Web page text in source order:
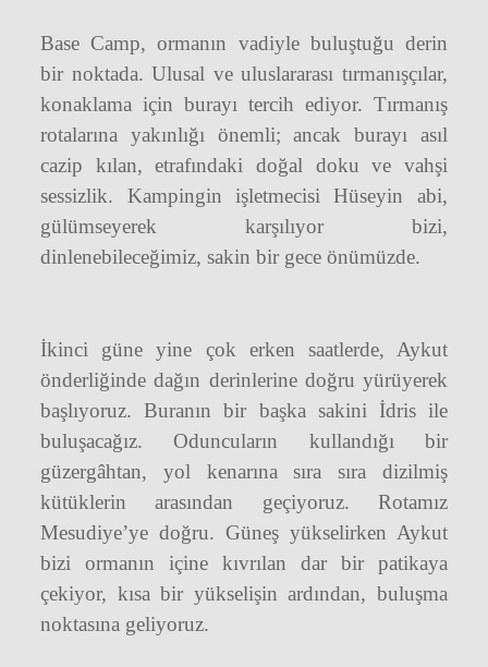
Base Camp, ormanın vadiyle buluştuğu derin
bir noktada. Ulusal ve uluslararası tırmanışçılar,
konaklama için burayı tercih ediyor. Tırmanış
rotalarına yakınlığı önemli; ancak burayı asıl
cazip kılan, etrafındaki doğal doku ve vahşi
sessizlik. Kampingin işletmecisi Hüseyin abi,
gülümseyerek karşılıyor bizi,
dinlenebileceğimiz, sakin bir gece önümüzde.
İkinci güne yine çok erken saatlerde, Aykut
önderliğinde dağın derinlerine doğru yürüyerek
başlıyoruz. Buranın bir başka sakini İdris ile
buluşacağız. Oduncuların kullandığı bir
güzergâhtan, yol kenarına sıra sıra dizilmiş
kütüklerin arasından geçiyoruz. Rotamız
Mesudiye’ye doğru. Güneş yükselirken Aykut
bizi ormanın içine kıvrılan dar bir patikaya
çekiyor, kısa bir yükselişin ardından, buluşma
noktasına geliyoruz.